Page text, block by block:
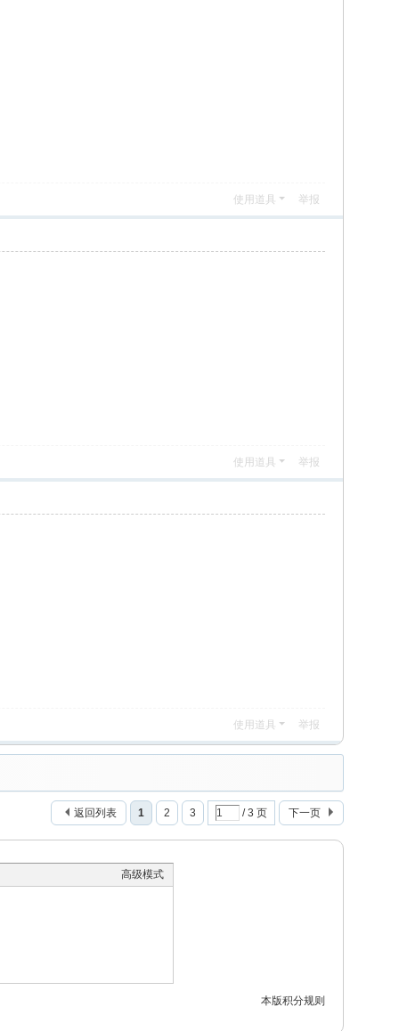
使用道具 举报
使用道具 举报
使用道具 举报
1 2 3 / 3 页 下一页
返回列表
高级模式
本版积分规则